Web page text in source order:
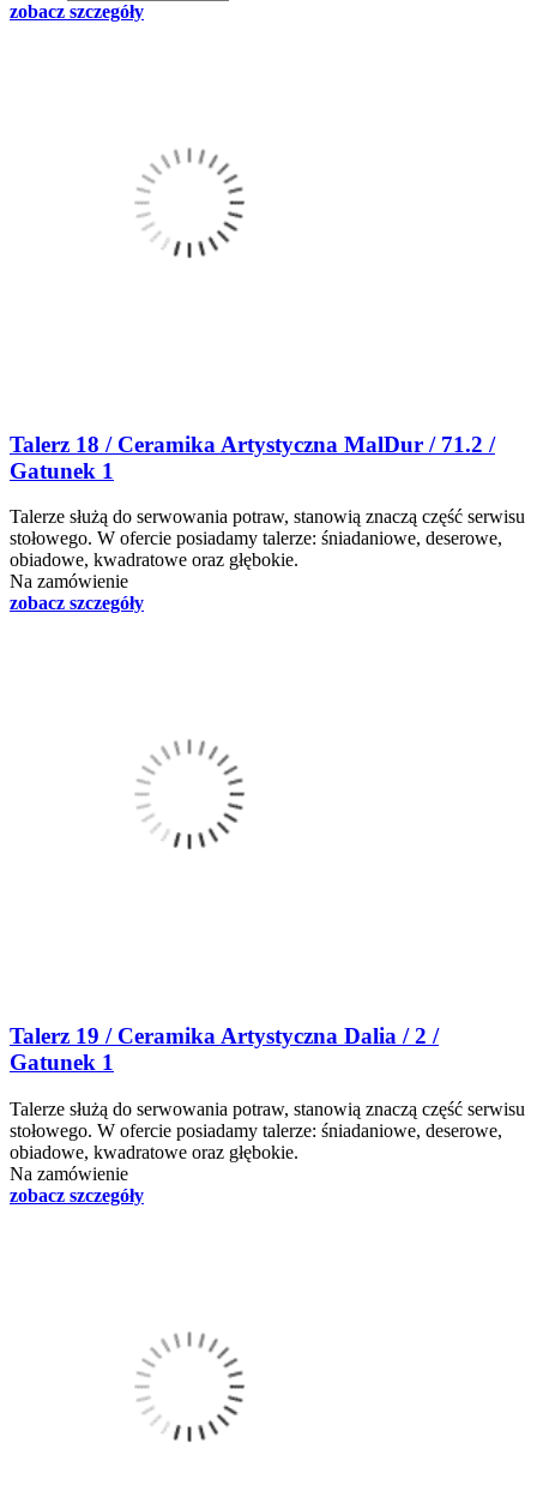
zobacz szczegóły
Talerz 18 / Ceramika Artystyczna MalDur / 71.2 /
Gatunek 1
Talerze służą do serwowania potraw, stanowią znaczą część serwisu
stołowego. W ofercie posiadamy talerze: śniadaniowe, deserowe,
obiadowe, kwadratowe oraz głębokie.
Na zamówienie
zobacz szczegóły
Talerz 19 / Ceramika Artystyczna Dalia / 2 /
Gatunek 1
Talerze służą do serwowania potraw, stanowią znaczą część serwisu
stołowego. W ofercie posiadamy talerze: śniadaniowe, deserowe,
obiadowe, kwadratowe oraz głębokie.
Na zamówienie
zobacz szczegóły